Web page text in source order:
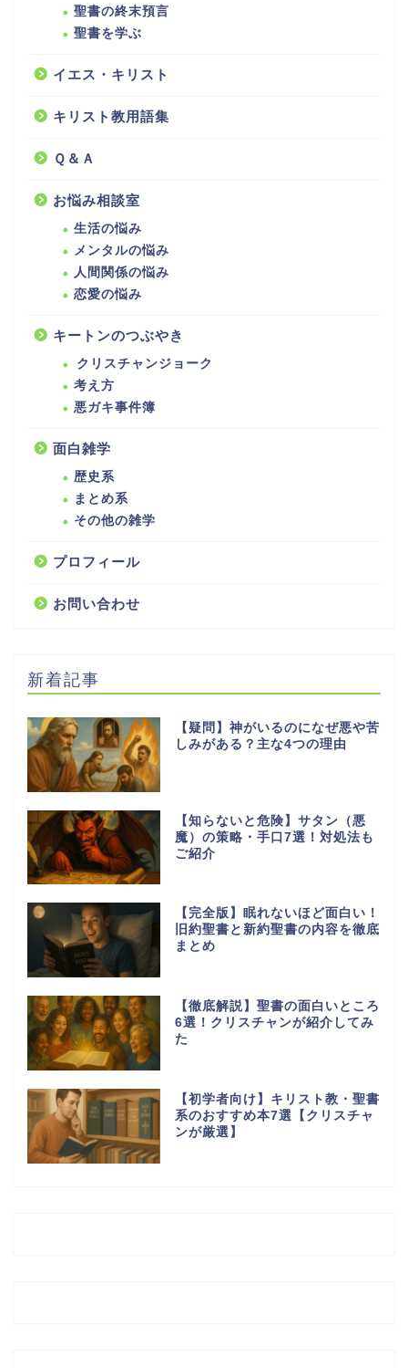
聖書の終末預言
聖書を学ぶ
イエス・キリスト
キリスト教用語集
Ｑ＆Ａ
お悩み相談室
生活の悩み
メンタルの悩み
人間関係の悩み
恋愛の悩み
キートンのつぶやき
クリスチャンジョーク
考え方
悪ガキ事件簿
面白雑学
歴史系
まとめ系
その他の雑学
プロフィール
お問い合わせ
新着記事
【疑問】神がいるのになぜ悪や苦
しみがある？主な4つの理由
【知らないと危険】サタン（悪
魔）の策略・手口7選！対処法も
ご紹介
【完全版】眠れないほど面白い！
旧約聖書と新約聖書の内容を徹底
まとめ
【徹底解説】聖書の面白いところ
6選！クリスチャンが紹介してみ
た
【初学者向け】キリスト教・聖書
系のおすすめ本7選【クリスチャ
ンが厳選】